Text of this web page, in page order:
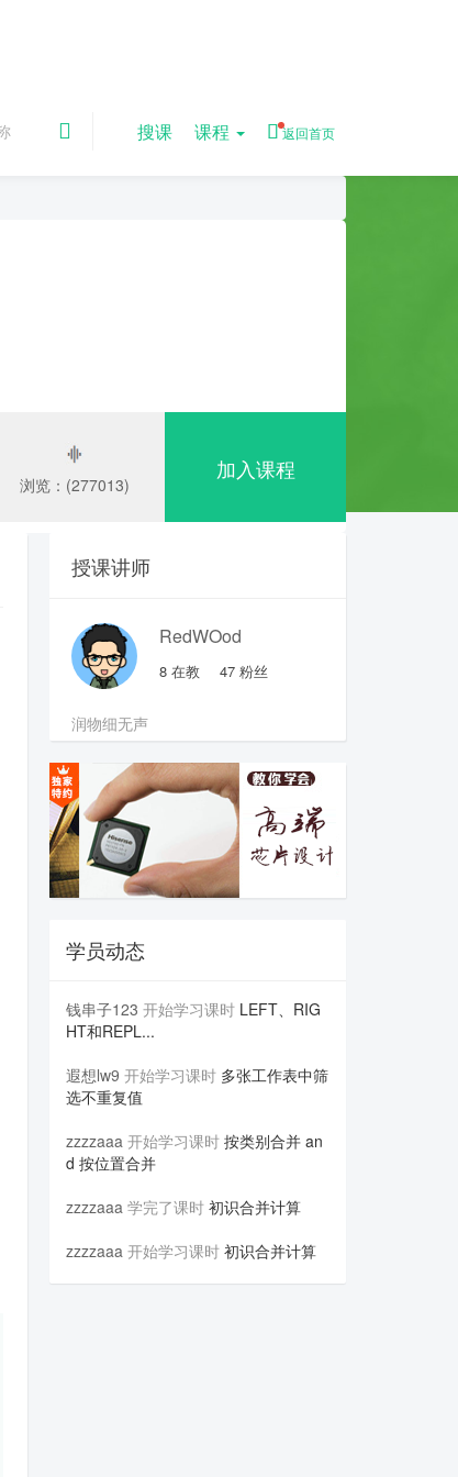
搜课 课程 返回首页
浏览：(277013)
加入课程
授课讲师
RedWOod
8 在教 47 粉丝
润物细无声
学员动态
钱串子123 开始学习课时 LEFT、RIG
HT和REPL...
遐想lw9 开始学习课时 多张工作表中筛
选不重复值
zzzzaaa 开始学习课时 按类别合并 an
d 按位置合并
zzzzaaa 学完了课时 初识合并计算
zzzzaaa 开始学习课时 初识合并计算